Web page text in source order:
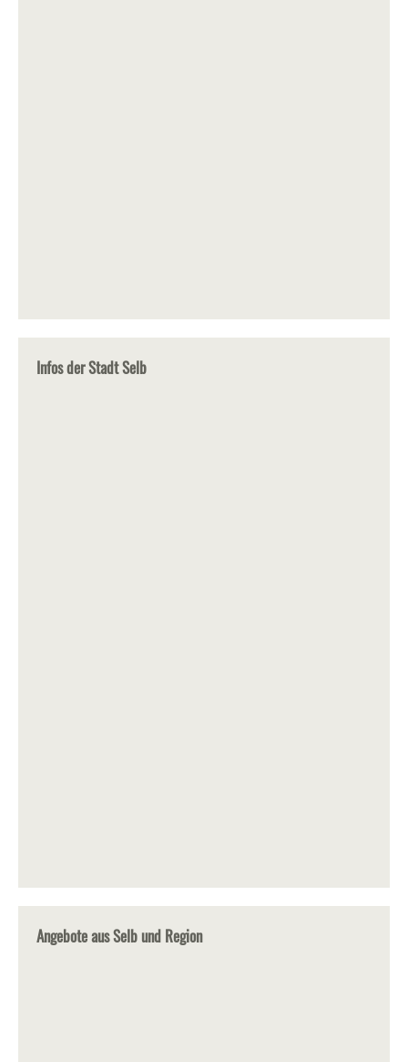
Infos der Stadt Selb
Angebote aus Selb und Region